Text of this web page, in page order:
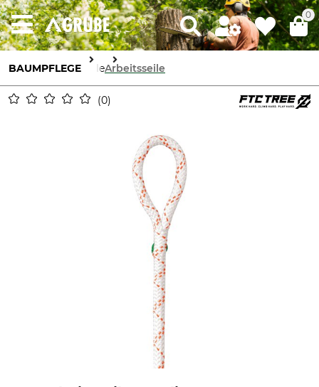
0
BAUMPFLEGE SeileArbeitsseile
0